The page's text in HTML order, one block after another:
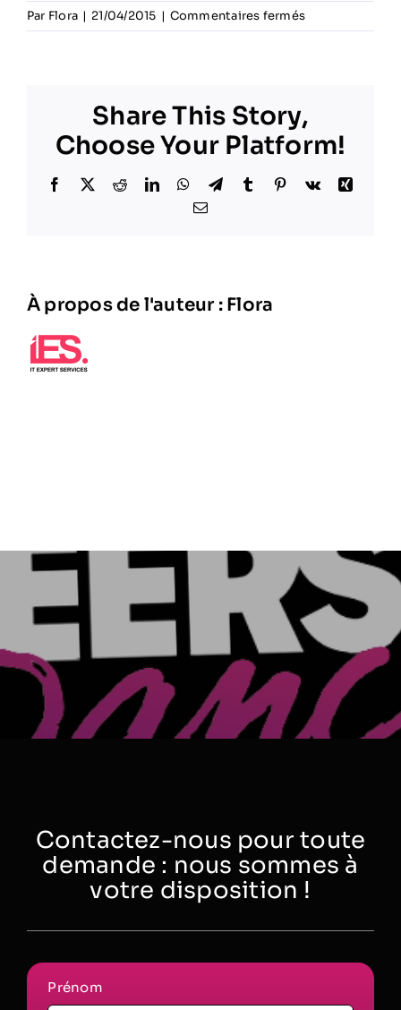
Par Flora | 21/04/2015 | Commentaires ferméssur
Share This Story,
Choose Your Platform!
Facebook
X RedditLinkedInWhatsApp
TelegramTumblr Pinterest
Vk
Xing
Email
À propos de l'auteur : Flora
Contactez-nous pour toute
demande : nous sommes à
votre disposition !
Prénom